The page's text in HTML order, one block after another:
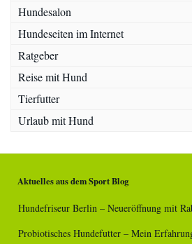
Hundesalon
Hundeseiten im Internet
Ratgeber
Reise mit Hund
Tierfutter
Urlaub mit Hund
Aktuelles aus dem Sport Blog
Hundefriseur Berlin – Neueröffnung mit
Probiotisches Hundefutter – Mein